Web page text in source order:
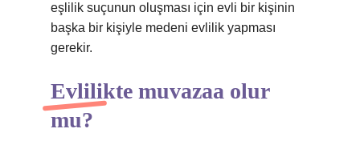
eşlilik suçunun oluşması için evli bir kişinin
başka bir kişiyle medeni evlilik yapması
gerekir.
Evlilikte muvazaa olur
mu?